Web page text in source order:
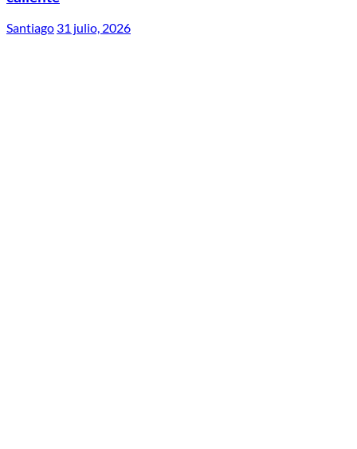
Santiago 31 julio, 2026